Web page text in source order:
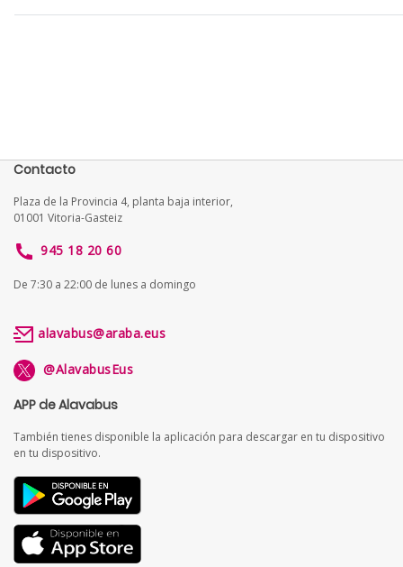
Contacto
Plaza de la Provincia 4, planta baja interior,
01001 Vitoria-Gasteiz
945 18 20 60
De 7:30 a 22:00 de lunes a domingo
alavabus@araba.eus
@AlavabusEus
APP de Alavabus
También tienes disponible la aplicación para descargar en tu dispositivo
en tu dispositivo.